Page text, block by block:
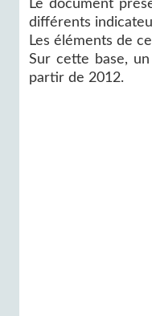
Le document
différents
Les éléments de
Sur cette base,
partir de 2012.